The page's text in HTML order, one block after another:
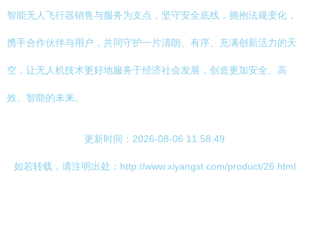
智能无人飞行器销售与服务为支点，坚守安全底线，拥抱法规变化，
携手合作伙伴与用户，共同守护一片清朗、有序、充满创新活力的天
空，让无人机技术更好地服务于经济社会发展，创造更加安全、高
效、智能的未来。
更新时间：2026-08-06 11:58:49
如若转载，请注明出处：http://www.xiyangst.com/product/26.html